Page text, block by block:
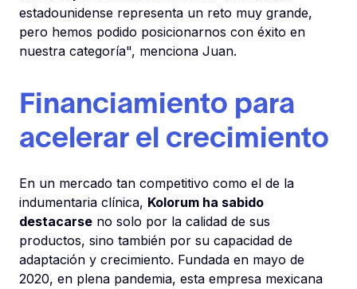
estadounidense representa un reto muy grande,
pero hemos podido posicionarnos con éxito en
nuestra categoría", menciona Juan.
Financiamiento para
acelerar el crecimiento
En un mercado tan competitivo como el de la
indumentaria clínica, Kolorum ha sabido
destacarse no solo por la calidad de sus
productos, sino también por su capacidad de
adaptación y crecimiento. Fundada en mayo de
2020, en plena pandemia, esta empresa mexicana